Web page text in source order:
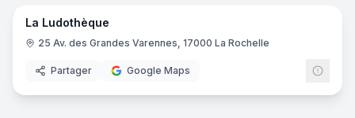
La Ludothèque
25 Av. des Grandes Varennes, 17000 La Rochelle
Partager Google Maps
12